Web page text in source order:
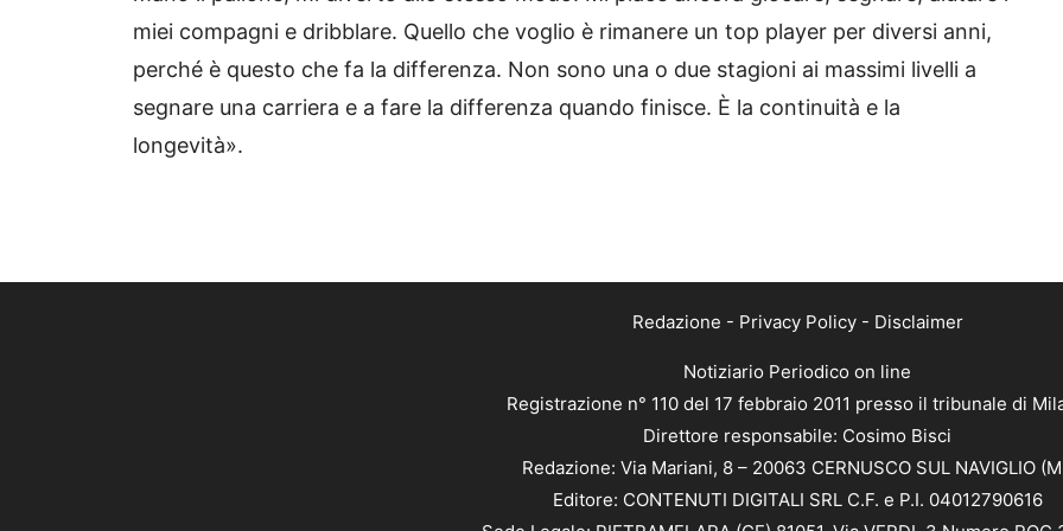
miei compagni e dribblare. Quello che voglio è rimanere un top player per diversi anni,
perché è questo che fa la differenza. Non sono una o due stagioni ai massimi livelli a
segnare una carriera e a fare la differenza quando finisce. È la continuità e la
longevità».
Redazione - Privacy Policy- Disclaimer
Notiziario Periodico on line
Registrazione n° 110 del 17 febbraio 2011 presso il tribunale di
Direttore responsabile: Cosimo Bisci
Redazione: Via Mariani, 8 – 20063 CERNUSCO SUL NAVIGLIO
Editore: CONTENUTI DIGITALI SRL C.F. e P.I. 04012790616